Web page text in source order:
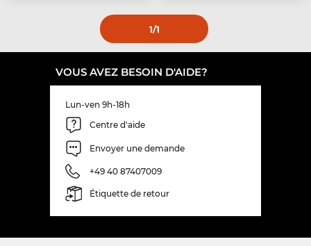
1/1
VOUS AVEZ BESOIN D'AIDE?
Lun-ven 9h-18h
Centre d'aide
Envoyer une demande
+49 40 87407009
Étiquette de retour